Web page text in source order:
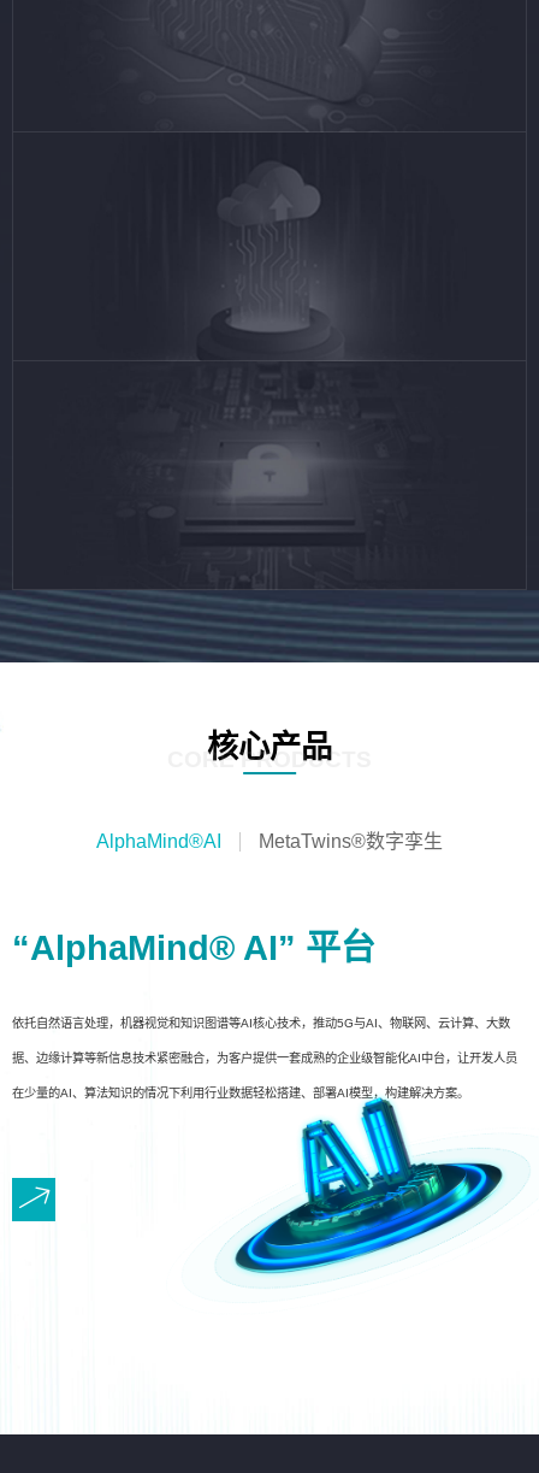
核心产品
CORE PRODUCTS
AlphaMind®AI MetaTwins®数字孪生
“AlphaMind® AI” 平台
依托自然语言处理，机器视觉和知识图谱等AI核心技术，推动5G与AI、物联网、云计算、大数
据、边缘计算等新信息技术紧密融合，为客户提供一套成熟的企业级智能化AI中台，让开发人员
在少量的AI、算法知识的情况下利用行业数据轻松搭建、部署AI模型，构建解决方案。